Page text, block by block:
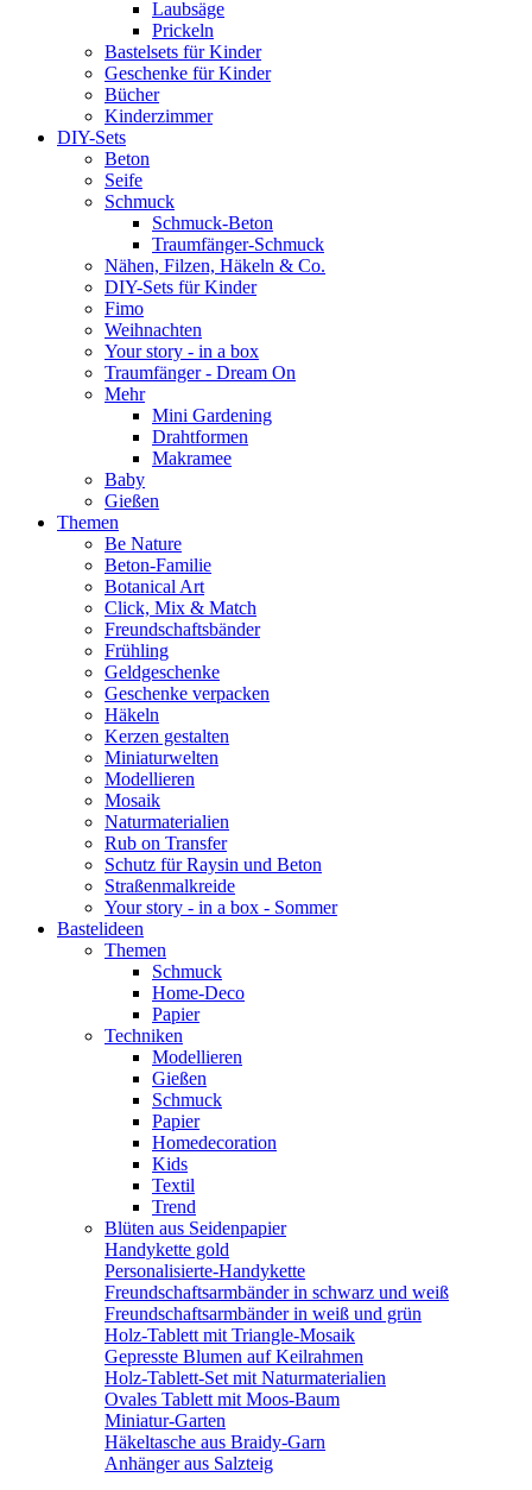
Laubsäge
Prickeln
Bastelsets für Kinder
Geschenke für Kinder
Bücher
Kinderzimmer
DIY-Sets
Beton
Seife
Schmuck
Schmuck-Beton
Traumfänger-Schmuck
Nähen, Filzen, Häkeln & Co.
DIY-Sets für Kinder
Fimo
Weihnachten
Your story - in a box
Traumfänger - Dream On
Mehr
Mini Gardening
Drahtformen
Makramee
Baby
Gießen
Themen
Be Nature
Beton-Familie
Botanical Art
Click, Mix & Match
Freundschaftsbänder
Frühling
Geldgeschenke
Geschenke verpacken
Häkeln
Kerzen gestalten
Miniaturwelten
Modellieren
Mosaik
Naturmaterialien
Rub on Transfer
Schutz für Raysin und Beton
Straßenmalkreide
Your story - in a box - Sommer
Bastelideen
Themen
Schmuck
Home-Deco
Papier
Techniken
Modellieren
Gießen
Schmuck
Papier
Homedecoration
Kids
Textil
Trend
Blüten aus Seidenpapier
Handykette gold
Personalisierte-Handykette
Freundschaftsarmbänder in schwarz und weiß
Freundschaftsarmbänder in weiß und grün
Holz-Tablett mit Triangle-Mosaik
Gepresste Blumen auf Keilrahmen
Holz-Tablett-Set mit Naturmaterialien
Ovales Tablett mit Moos-Baum
Miniatur-Garten
Häkeltasche aus Braidy-Garn
Anhänger aus Salzteig